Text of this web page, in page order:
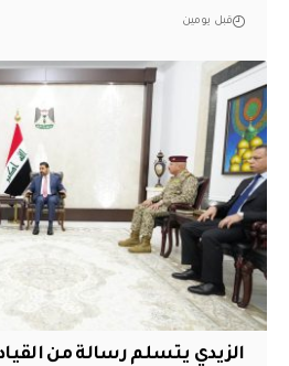
قبل يومين
الزيدي يتسلم رسالة من